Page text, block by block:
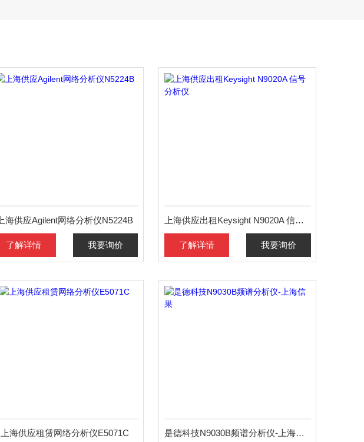
上海供应Agilent网络分析仪N5224B
了解详情 我要询价
上海供应出租Keysight N9020A 信号分析仪
了解详情 我要询价
上海供应租赁网络分析仪E5071C 是德科技N9030B频谱分析仪-上海信果